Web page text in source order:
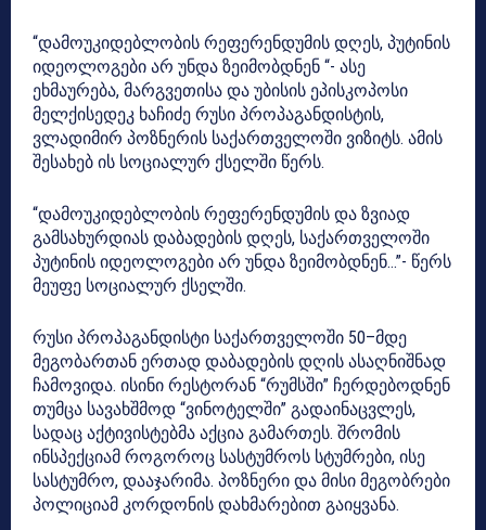
“დამოუკიდებლობის რეფერენდუმის დღეს, პუტინის
იდეოლოგები არ უნდა ზეიმობდნენ “- ასე
ეხმაურება, მარგვეთისა და უბისის ეპისკოპოსი
მელქისედეკ ხაჩიძე რუსი პროპაგანდისტის,
ვლადიმირ პოზნერის საქართველოში ვიზიტს. ამის
შესახებ ის სოციალურ ქსელში წერს.
“დამოუკიდებლობის რეფერენდუმის და ზვიად
გამსახურდიას დაბადების დღეს, საქართველოში
პუტინის იდეოლოგები არ უნდა ზეიმობდნენ…”- წერს
მეუფე სოციალურ ქსელში.
რუსი პროპაგანდისტი საქართველოში 50–მდე
მეგობართან ერთად დაბადების დღის ასაღნიშნად
ჩამოვიდა. ისინი რესტორან “რუმსში” ჩერდებოდნენ
თუმცა სავახშმოდ “ვინოტელში” გადაინაცვლეს,
სადაც აქტივისტებმა აქცია გამართეს. შრომის
ინსპექციამ როგოროც სასტუმროს სტუმრები, ისე
სასტუმრო, დააჯარიმა. პოზნერი და მისი მეგობრები
პოლიციამ კორდონის დახმარებით გაიყვანა.